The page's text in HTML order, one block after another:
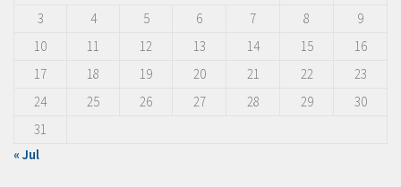
3
4 5 6 7 8
9
10
11 12 13 14 15
16
17
18 19 20 21 22
23
24
25 26 27 28 29
30
31
« Jul